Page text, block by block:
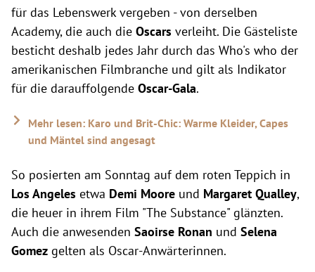
für das Lebenswerk vergeben - von derselben
Academy, die auch die Oscars verleiht. Die Gästeliste
besticht deshalb jedes Jahr durch das Who's who der
amerikanischen Filmbranche und gilt als Indikator
für die darauffolgende Oscar-Gala.
Mehr lesen: Karo und Brit-Chic: Warme Kleider, Capes
und Mäntel sind angesagt
So posierten am Sonntag auf dem roten Teppich in
Los Angeles etwa Demi Moore und Margaret Qualley,
die heuer in ihrem Film "The Substance" glänzten.
Auch die anwesenden Saoirse Ronan und Selena
Gomez gelten als Oscar-Anwärterinnen.